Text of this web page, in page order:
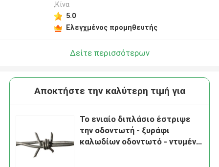
,Κίνα
5.0
Ελεγχμένος προμηθευτής
Δείτε περισσότερων
Αποκτήστε την καλύτερη τιμή για
Το ενιαίο διπλάσιο έστριψε
την οδοντωτή - ξυράφι
καλωδίων οδοντωτό - ντυμένη